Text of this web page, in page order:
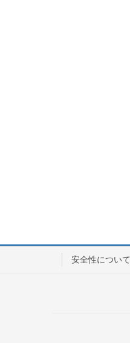
安全性について